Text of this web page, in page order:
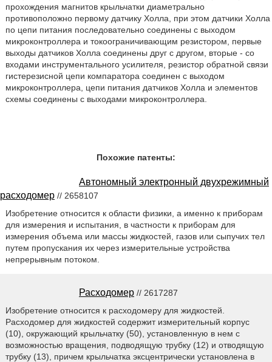
прохождения магнитов крыльчатки диаметрально
противоположно первому датчику Холла, при этом датчики Холла
по цепи питания последовательно соединены с выходом
микроконтроллера и токоограничивающим резистором, первые
выходы датчиков Холла соединены друг с другом, вторые - со
входами инструментального усилителя, резистор обратной связи
гистерезисной цепи компаратора соединен с выходом
микроконтроллера, цепи питания датчиков Холла и элементов
схемы соединены с выходами микроконтроллера.
Похожие патенты:
Автономный электронный двухрежимный
расходомер // 2658107
Изобретение относится к области физики, а именно к приборам
для измерения и испытания, в частности к приборам для
измерения объема или массы жидкостей, газов или сыпучих тел
путем пропускания их через измерительные устройства
непрерывным потоком.
Расходомер // 2617287
Изобретение относится к расходомеру для жидкостей.
Расходомер для жидкостей содержит измерительный корпус
(10), окружающий крыльчатку (50), установленную в нем с
возможностью вращения, подводящую трубку (12) и отводящую
трубку (13), причем крыльчатка эксцентрически установлена в